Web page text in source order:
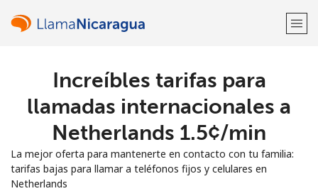
¡Bienvenido!
Regístrate con
Increíbles tarifas para
llamadas internacionales a
Netherlands ⁦1.5¢⁩/min
La mejor oferta para mantenerte en contacto con tu familia:
tarifas bajas para llamar a teléfonos fijos y celulares en
Netherlands